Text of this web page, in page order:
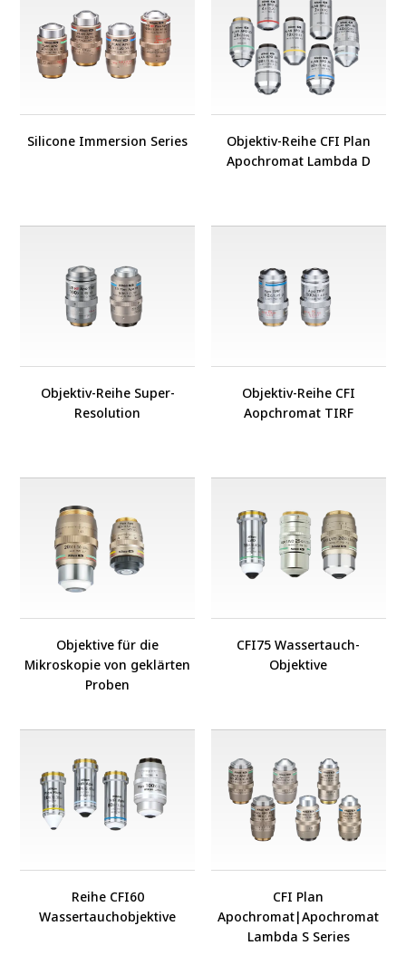
Silicone Immersion Series
Objektiv-Reihe CFI Plan
Apochromat Lambda D
Objektiv-Reihe Super-
Resolution
Objektiv-Reihe CFI
Aopchromat TIRF
Objektive für die
Mikroskopie von geklärten
Proben
CFI75 Wassertauch-
Objektive
Reihe CFI60
Wassertauchobjektive
CFI Plan
Apochromat|Apochromat
Lambda S Series